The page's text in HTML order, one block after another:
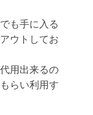
も手に入る
ウトしてお
用出来るの
らい利用す